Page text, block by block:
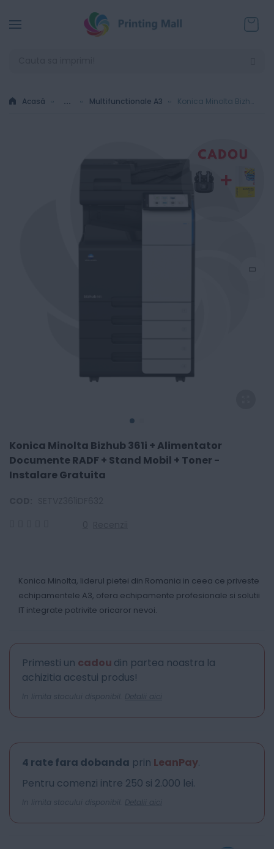
Acasă ... Multifunctionale A3
Konica Minolta Bizhub 361i + Alimentator
Documente RADF + Stand Mobil + Toner -
Instalare Gratuita
Konica Minolta, liderul pietei din Romania in ceea ce priveste
echipamentele A3, ofera echipamente profesionale si solutii
IT integrate potrivite oricaror nevoi.
Primesti un cadou din partea noastra la
achizitia acestui produs!
In limita stocului disponibil. Detalii aici
4 rate fara dobanda prin LeanPay.
Pentru comenzi intre 250 si 2.000 lei.
In limita stocului disponibil. Detalii aici